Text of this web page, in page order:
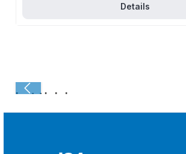
Details
Laatst bekeken: